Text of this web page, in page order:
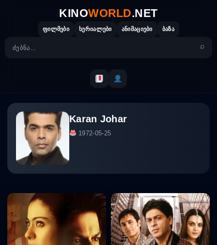
KINOWORLD.NET
ფილმები სერიალები ანიმაციები ბაზა
Karan Johar
1972-05-25